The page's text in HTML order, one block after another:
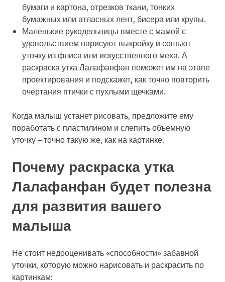
бумаги и картона, отрезков ткани, тонких
бумажных или атласных лент, бисера или крупы.
Маленькие рукодельницы вместе с мамой с
удовольствием нарисуют выкройку и сошьют
уточку из флиса или искусственного меха. А
раскраска утка Лалафанфан поможет им на этапе
проектирования и подскажет, как точно повторить
очертания птички с пухлыми щечками.
Когда малыш устанет рисовать, предложите ему
поработать с пластилином и слепить объемную
уточку – точно такую же, как на картинке.
Почему раскраска утка
Лалафанфан будет полезна
для развития вашего
малыша
Не стоит недооценивать «способности» забавной
уточки, которую можно нарисовать и раскрасить по
картинкам: